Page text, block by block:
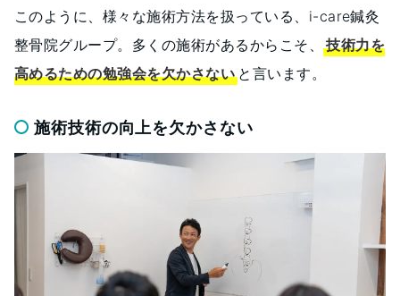
このように、様々な施術方法を扱っている、i-care鍼灸
整骨院グループ。多くの施術があるからこそ、技術力を
高めるための勉強会を欠かさない と言います。
施術技術の向上を欠かさない